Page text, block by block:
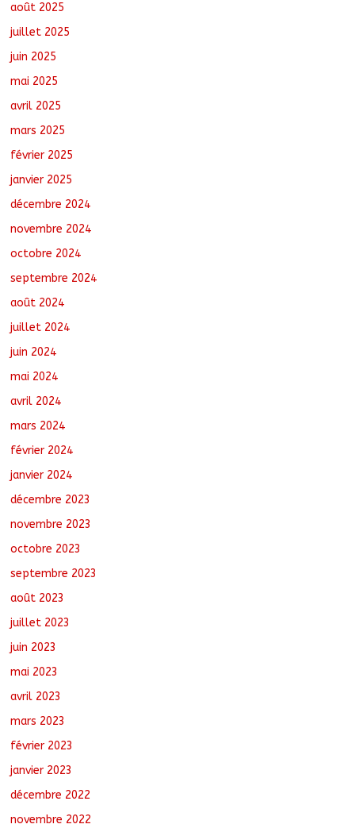
août 2025
juillet 2025
juin 2025
mai 2025
avril 2025
mars 2025
février 2025
janvier 2025
décembre 2024
novembre 2024
octobre 2024
septembre 2024
août 2024
juillet 2024
juin 2024
mai 2024
avril 2024
mars 2024
février 2024
janvier 2024
décembre 2023
novembre 2023
octobre 2023
septembre 2023
août 2023
juillet 2023
juin 2023
mai 2023
avril 2023
mars 2023
février 2023
janvier 2023
décembre 2022
novembre 2022